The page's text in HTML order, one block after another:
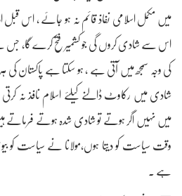
میں مکمل اسلامی نفاذ قائم نہ ہو جائے ، اس قبل
اس سے شادی کروں گی جو کشمیر فتح کرے گا، جس
کی وجہ سمجھ میں آتی ہے ، ہو سکتا ہے پاکستان کی
شادی میں رکاوٹ ڈالنے کیلئے اسلام نافذ نہ
میں نہیں اگر ہوتے تو شادی شدہ ہوتے فرماتے
وقت سیاست کو دیتا ہوں،مولانا نے سیاست کو
ہے ۔